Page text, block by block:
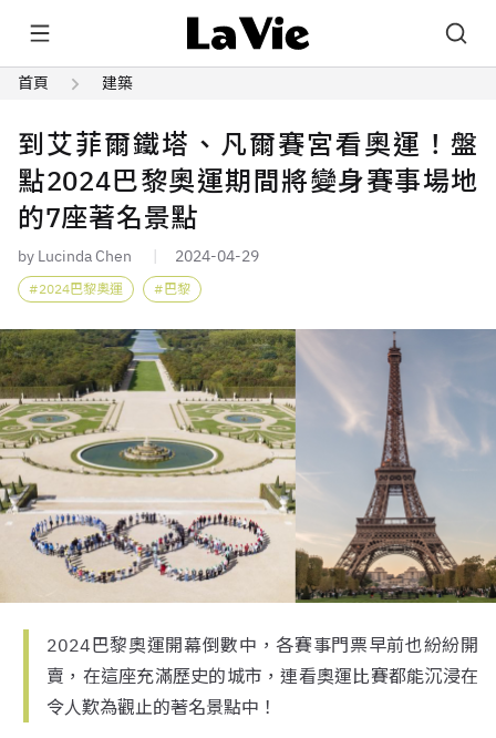
首頁 建築
到艾菲爾鐵塔、凡爾賽宮看奧運！盤
點2024巴黎奧運期間將變身賽事場地
的7座著名景點
by Lucinda Chen 2024-04-29
2024巴黎奧運 巴黎
2024巴黎奧運開幕倒數中，各賽事門票早前也紛紛開
賣，在這座充滿歷史的城市，連看奧運比賽都能沉浸在
令人歎為觀止的著名景點中！